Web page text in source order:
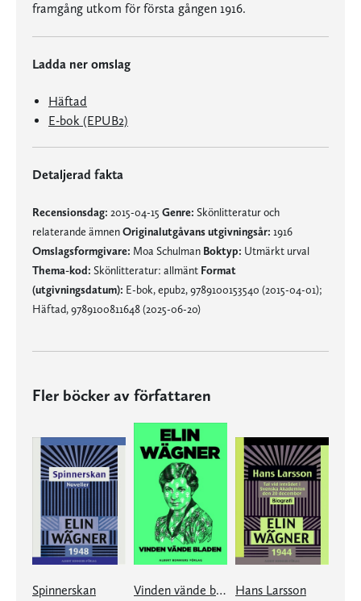
framgång utkom för första gången 1916.
Ladda ner omslag
Häftad
E-bok (EPUB2)
Detaljerad fakta
Recensionsdag: 2015-04-15 Genre: Skönlitteratur och
relaterande ämnenOriginalutgåvans utgivningsår: 1916
Omslagsformgivare: Moa Schulman Boktyp: Utmärkt urval
Thema-kod: Skönlitteratur: allmänt Format
(utgivningsdatum): E-bok, epub2, 9789100153540 (2015-04-01);
Häftad, 9789100811648 (2025-06-20)
Fler böcker av författaren
Spinnerskan Vinden vände bladen Hans Larsson